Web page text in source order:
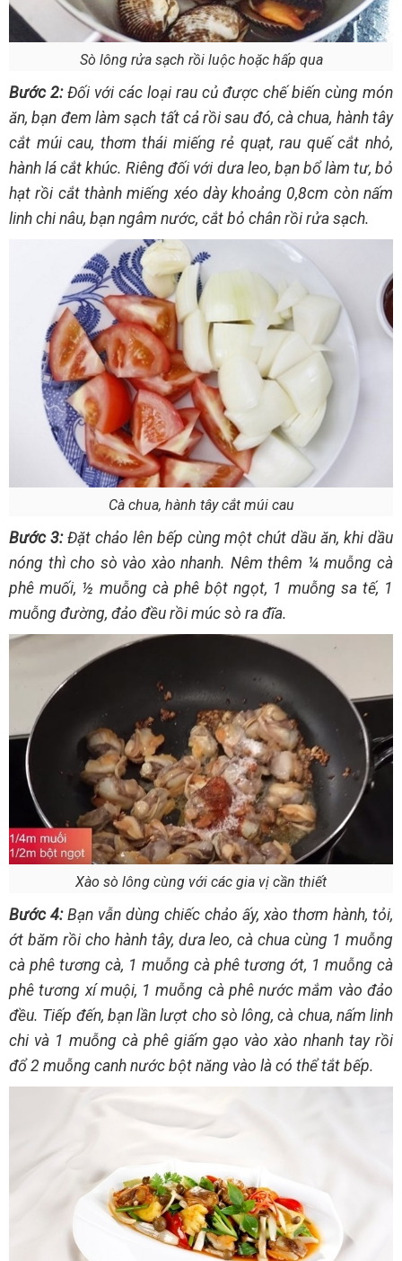
Sò lông rửa sạch rồi luộc hoặc hấp qua
Bước 2:Đối với các loại rau củ được chế biến cùng món
ăn, bạn đem làm sạch tất cả rồi sau đó, cà chua, hành tây
cắt múi cau, thơm thái miếng rẻ quạt, rau quế cắt nhỏ,
hành lá cắt khúc. Riêng đối với dưa leo, bạn bổ làm tư, bỏ
hạt rồi cắt thành miếng xéo dày khoảng 0,8cm còn nấm
linh chi nâu, bạn ngâm nước, cắt bỏ chân rồi rửa sạch.
Cà chua, hành tây cắt múi cau
Bước 3:Đặt chảo lên bếp cùng một chút dầu ăn, khi dầu
nóng thì cho sò vào xào nhanh. Nêm thêm ¼ muỗng cà
phê muối, ½ muỗng cà phê bột ngọt, 1 muỗng sa tế, 1
muỗng đường, đảo đều rồi múc sò ra đĩa.
Xào sò lông cùng với các gia vị cần thiết
Bước 4:Bạn vẫn dùng chiếc chảo ấy, xào thơm hành, tỏi,
ớt băm rồi cho hành tây, dưa leo, cà chua cùng 1 muỗng
cà phê tương cà, 1 muỗng cà phê tương ớt, 1 muỗng cà
phê tương xí muội, 1 muỗng cà phê nước mắm vào đảo
đều. Tiếp đến, bạn lần lượt cho sò lông, cà chua, nấm linh
chi và 1 muỗng cà phê giấm gạo vào xào nhanh tay rồi
đổ 2 muỗng canh nước bột năng vào là có thể tắt bếp.